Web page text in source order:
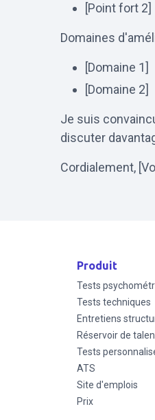
[Point fort 2]
Domaines
[Domaine 1]
[Domaine 2]
Je suis
discuter
Cordialement,
Produit
Tests
Tests techniques
Entretiens
Réservoir de
Tests
ATS
Site d'emplois
Prix